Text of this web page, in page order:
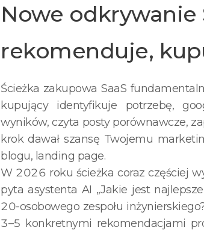
Nowe odkrywanie
rekomenduje,
Ścieżka zakupowa SaaS
kupujący identyfikuje potrzebę,
wyników, czyta posty porównawcze,
krok dawał szansę Twojemu
blogu, landing page.
W 2026 roku ścieżka coraz częściej
pyta asystenta AI „Jakie jest
20-osobowego zespołu
3–5 konkretnymi rekomendacjami